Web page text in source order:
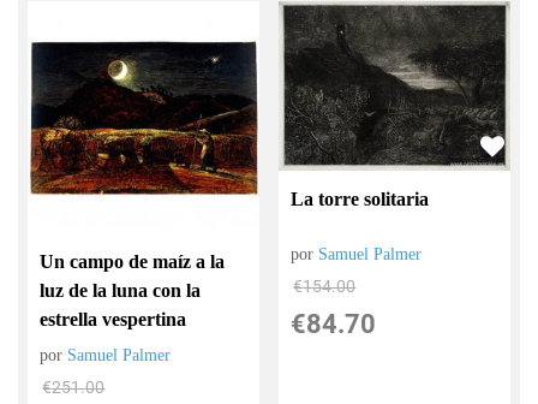
Un campo de maíz a la
luz de la luna con la
estrella vespertina
por Samuel Palmer
€251.00
La torre solitaria
por Samuel Palmer
€154.00
€84.70